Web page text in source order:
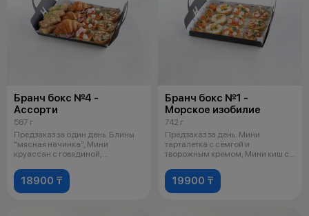
Бранч бокс №4 -
Ассорти
587 г
Предзаказ за один день. Блины
"мясная начинка", Мини
круассан с говядиной,
18900 ₸
Бранч бокс №1 -
Морское изобилие
742 г
Предзаказ за день. Мини
тарталетка с сёмгой и
творожным кремом, Мини киш с
19900 ₸